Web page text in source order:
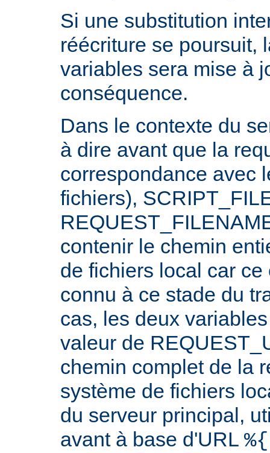
Si une substitution
réécriture se poursuit,
variables sera mise à
conséquence.
Dans le contexte du
à dire avant que la
correspondance avec
fichiers),
contenir le chemin
de fichiers local car
connu à ce stade du
cas, les deux
valeur de
chemin complet de la
système de fichiers
du serveur principal,
avant à base d'URL